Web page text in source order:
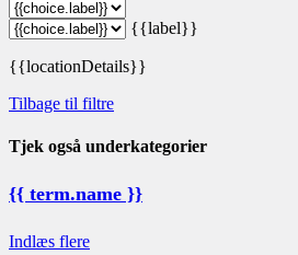
{{label}}
{{locationDetails}}
Tilbage til filtre
Tjek også underkategorier
{{ term.name }}
Indlæs flere